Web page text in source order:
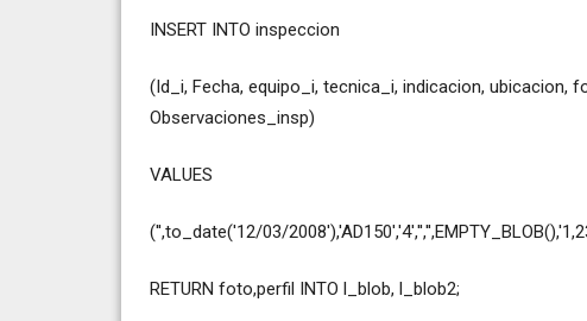
INSERT INTO inspeccion
(Id_i, Fecha, equipo_i, tecnica_i, indicacion, ubicacion,
Observaciones_insp)
VALUES
('',to_date('12/03/
RETURN foto,perfil INTO l_blob, l_blob2;